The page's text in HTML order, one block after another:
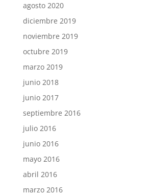
agosto 2020
diciembre 2019
noviembre 2019
octubre 2019
marzo 2019
junio 2018
junio 2017
septiembre 2016
julio 2016
junio 2016
mayo 2016
abril 2016
marzo 2016